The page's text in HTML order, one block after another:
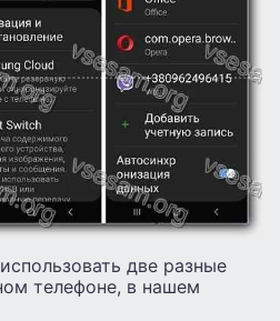
две разные
телефоне, в нашем